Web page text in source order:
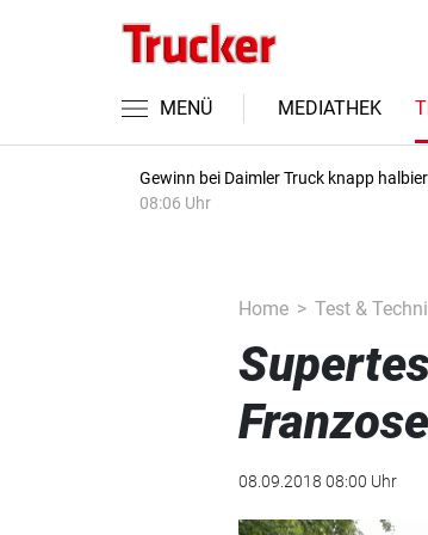
MENÜ MEDIATHEK
Gewinn bei Daimler Truck knapp
08:06 Uhr
Home Test &
Franzose
08.09.2018 08:00 Uhr